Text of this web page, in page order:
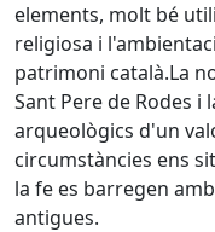
elements, molt bé
religiosa i
patrimoni català.La
Sant Pere de Rodes i
arqueològics d'un
circumstàncies ens
la fe es barregen
antigues.